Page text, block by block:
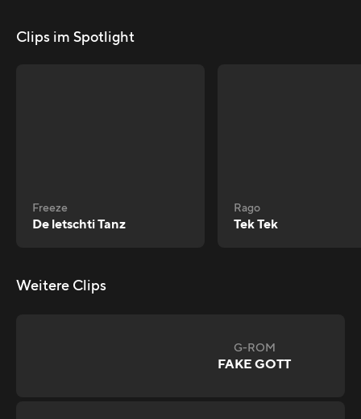
Clips im Spotlight
Freeze
De letschti Tanz
Rago
Tek Tek
Weitere Clips
G-ROM
FAKE GOTT